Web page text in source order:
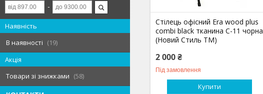
Наявність
В наявності
19
Акція
Товари зі знижками
58
Стілець офісний Era wood plus
combi black тканина С-11 чорна
(Новий Стиль ТМ)
2 000 ₴
Під замовлення
Купити